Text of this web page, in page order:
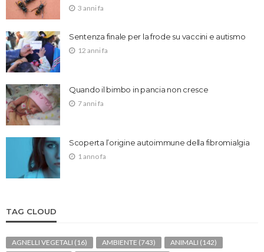
3 anni fa
Sentenza finale per la frode su vaccini e autismo
12 anni fa
Quando il bimbo in pancia non cresce
7 anni fa
Scoperta l’origine autoimmune della fibromialgia
1 anno fa
TAG CLOUD
AGNELLI VEGETALI (16) AMBIENTE (743) ANIMALI (142)